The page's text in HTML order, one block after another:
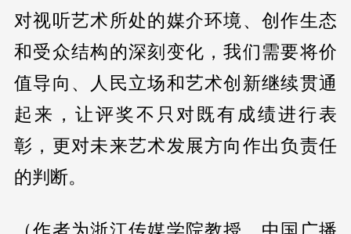
对视听艺术所处的媒介环境、创作生态
和受众结构的深刻变化，我们需要将价
值导向、人民立场和艺术创新继续贯通
起来，让评奖不只对既有成绩进行表
彰，更对未来艺术发展方向作出负责任
的判断。